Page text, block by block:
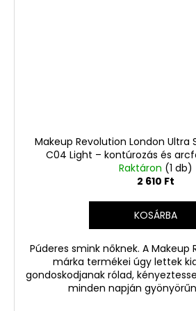
Makeup Revolution London Ultra
C04 Light – kontúrozás és
Raktáron (1 db)
2 610 Ft
KOSÁRBA
Púderes smink nőknek. A Makeup
márka termékei úgy lettek
gondoskodjanak rólad,
minden napján